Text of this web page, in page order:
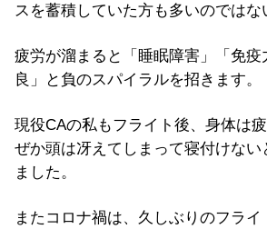
スを蓄積していた方も多いのではな
疲労が溜まると「睡眠障害」「免疫
良」と負のスパイラルを招きます。
現役CAの私もフライト後、身体は
ぜか頭は冴えてしまって寝付けない
ました。
またコロナ禍は、久しぶりのフラ